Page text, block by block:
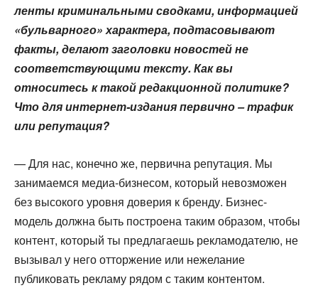
ленты криминальными сводками, информацией
«бульварного» характера, подтасовывают
факты, делают заголовки новостей не
соответствующими тексту. Как вы
относитесь к такой редакционной политике?
Что для интернет-издания первично – трафик
или репутация?
— Для нас, конечно же, первична репутация. Мы
занимаемся медиа-бизнесом, который невозможен
без высокого уровня доверия к бренду. Бизнес-
модель должна быть построена таким образом, чтобы
контент, который ты предлагаешь рекламодателю, не
вызывал у него отторжение или нежелание
публиковать рекламу рядом с таким контентом.